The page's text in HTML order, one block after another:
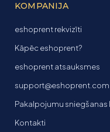
KOMPANIJA
eshoprent rekvizīti
Kāpēc eshoprent?
eshoprent atsauksmes
support@eshoprent.com
Pakalpojumu sniegšanas
Kontakti